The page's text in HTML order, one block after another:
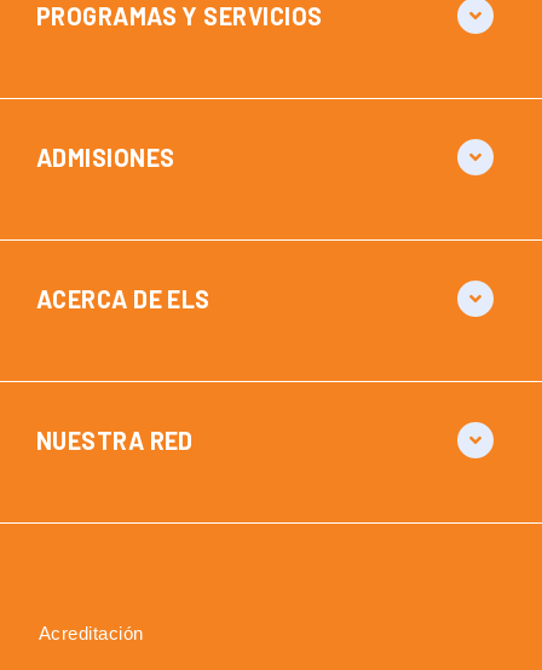
PROGRAMAS Y SERVICIOS
ADMISIONES
ACERCA DE ELS
NUESTRA RED
Acreditación